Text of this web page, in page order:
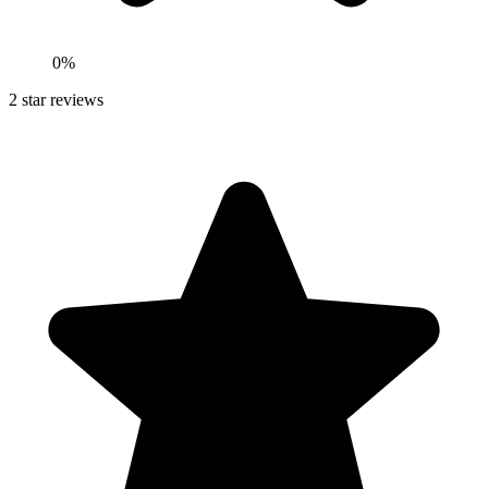
0%
2 star reviews